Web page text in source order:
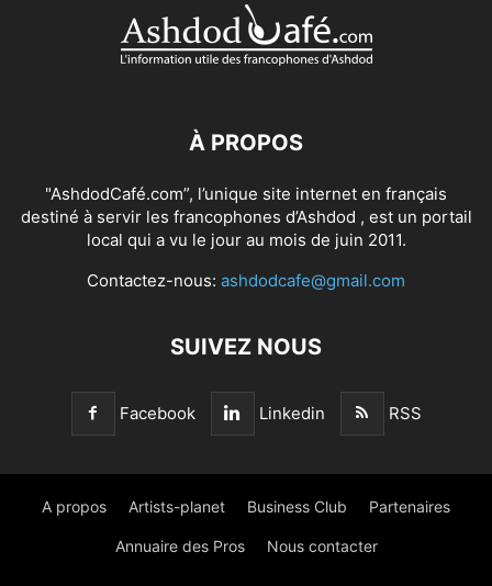
À PROPOS
"AshdodCafé.com”, l’unique site internet en français
destiné à servir les francophones d’Ashdod , est un portail
local qui a vu le jour au mois de juin 2011.
Contactez-nous: ashdodcafe@gmail.com
SUIVEZ NOUS
Facebook Linkedin RSS
A propos Artists-planet Business Club Partenaires
Annuaire des Pros Nous contacter